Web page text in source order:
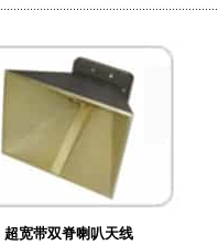
超宽带双脊喇叭天线